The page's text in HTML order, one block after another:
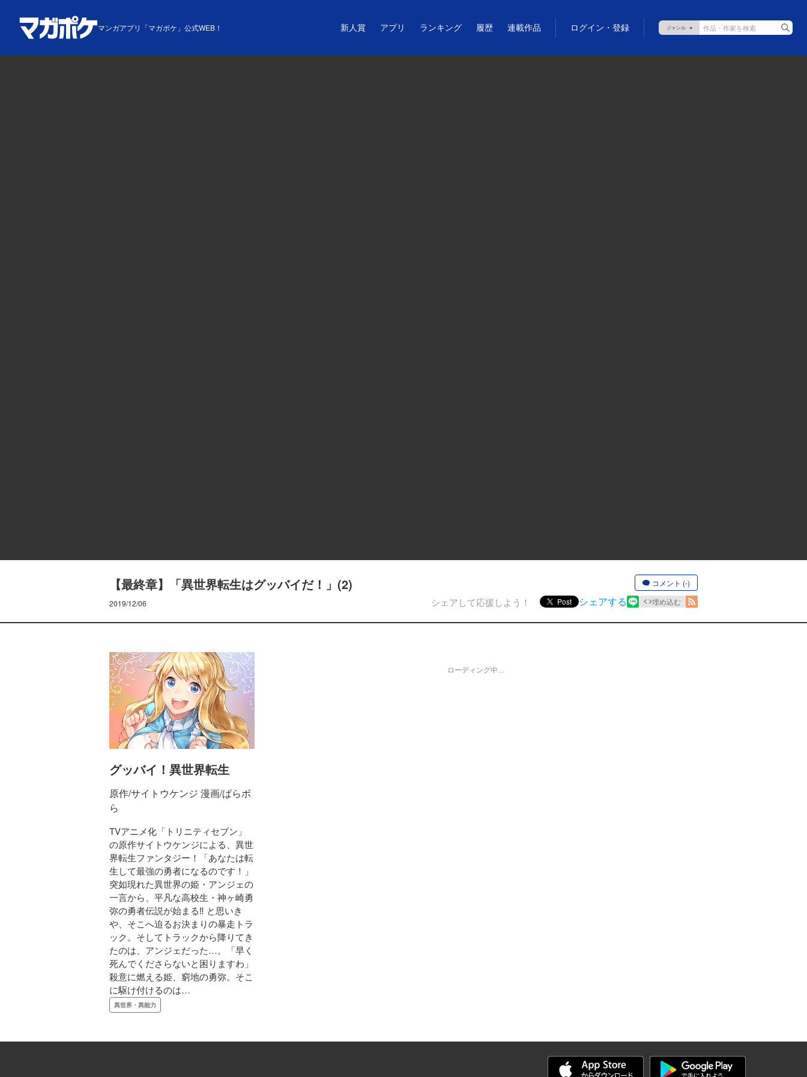
マンガアプリ「マガポケ」公式WEB！ 新人賞 アプリ ランキング 履歴 連載作品 ログイン・登録
【最終章】「異世界転生はグッバイだ！」(2)
2019/12/06
コメント (-)
シェアして応援しよう！ Post シェアする 埋め込む
グッバイ！異世界転生
原作/サイトウケンジ 漫画/ぱらボ
ら
TVアニメ化「トリニティセブン」
の原作サイトウケンジによる、異世
界転生ファンタジー！「あなたは転
生して最強の勇者になるのです！」
突如現れた異世界の姫・アンジェの
一言から、平凡な高校生・神ヶ崎勇
弥の勇者伝説が始まる‼ と思いき
や、そこへ迫るお決まりの暴走トラ
ック。そしてトラックから降りてき
たのは、アンジェだった…。「早く
死んでくださらないと困りますわ」
殺意に燃える姫、窮地の勇弥。そこ
に駆け付けるのは…
異世界・異能力
ローディング中…